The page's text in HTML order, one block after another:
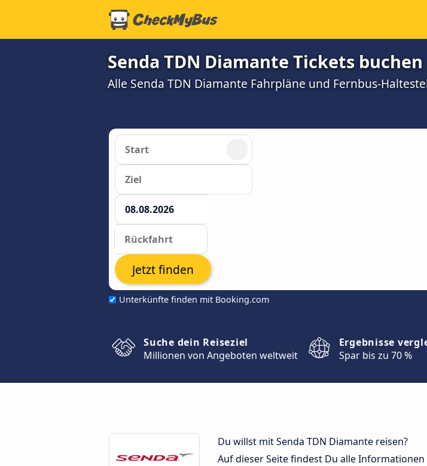
Senda TDN Diamante Tickets buchen
Alle Senda TDN Diamante Fahrpläne und Fernbus-
Unterkünfte finden mit Booking.com
Jetzt finden
Suche dein Reiseziel
Millionen von Angeboten weltweit
Ergebnisse
Spar bis zu 70 %
Du willst mit Senda TDN Diamante reisen?
Auf dieser Seite findest Du alle